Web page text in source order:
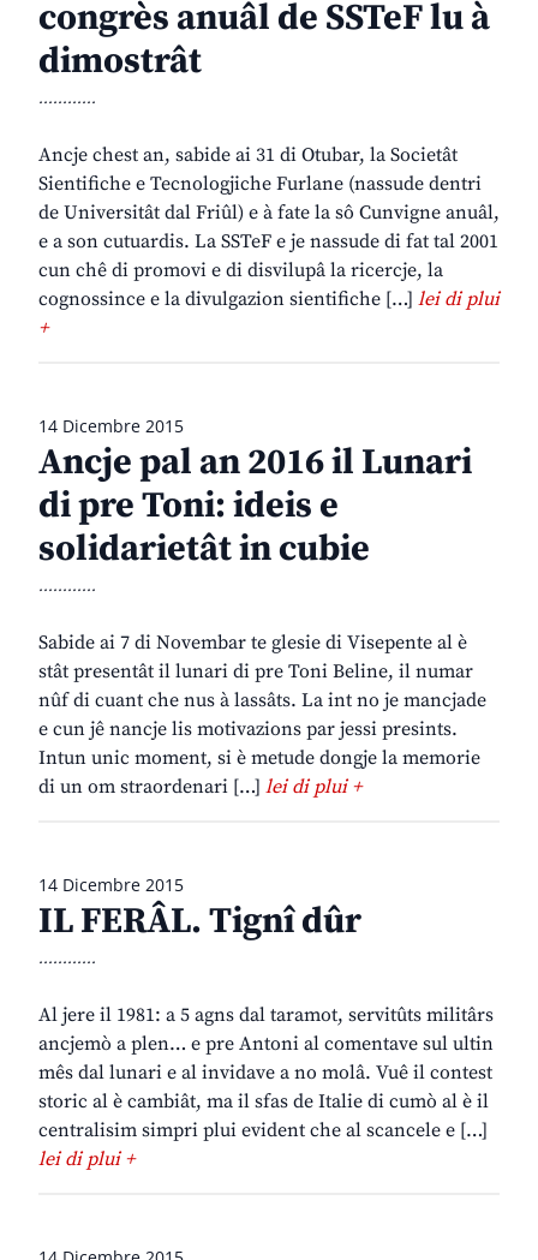
congrès anuâl de SSTeF lu à
dimostrât
............
Ancje chest an, sabide ai 31 di Otubar, la Societât
Sientifiche e Tecnologjiche Furlane (nassude dentri
de Universitât dal Friûl) e à fate la sô Cunvigne anuâl,
e a son cutuardis. La SSTeF e je nassude di fat tal 2001
cun chê di promovi e di disvilupâ la ricercje, la
cognossince e la divulgazion sientifiche […] lei di plui
+
14 Dicembre 2015
Ancje pal an 2016 il Lunari
di pre Toni: ideis e
solidarietât in cubie
............
Sabide ai 7 di Novembar te glesie di Visepente al è
stât presentât il lunari di pre Toni Beline, il numar
nûf di cuant che nus à lassâts. La int no je mancjade
e cun jê nancje lis motivazions par jessi presints.
Intun unic moment, si è metude dongje la memorie
di un om straordenari […] lei di plui +
14 Dicembre 2015
IL FERÂL. Tignî dûr
............
Al jere il 1981: a 5 agns dal taramot, servitûts militârs
ancjemò a plen… e pre Antoni al comentave sul ultin
mês dal lunari e al invidave a no molâ. Vuê il contest
storic al è cambiât, ma il sfas de Italie di cumò al è il
centralisim simpri plui evident che al scancele e […]
lei di plui +